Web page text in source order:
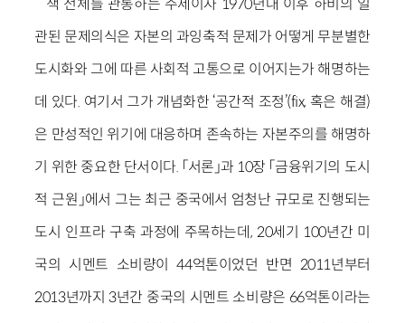
책 전체를 관통하는 주제이자 1970년대 이후 하비의 일
관된 문제의식은 자본의 과잉축적 문제가 어떻게 무분별한
도시화와 그에 따른 사회적 고통으로 이어지는가 해명하는
데 있다. 여기서 그가 개념화한 ‘공간적 조정’(fix, 혹은 해결)
은 만성적인 위기에 대응하며 존속하는 자본주의를 해명하
기 위한 중요한 단서이다. 「서론」과 10장 「금융위기의 도시
적 근원」에서 그는 최근 중국에서 엄청난 규모로 진행되는
도시 인프라 구축 과정에 주목하는데, 20세기 100년간 미
국의 시멘트 소비량이 44억톤이었던 반면 2011년부터
2013년까지 3년간 중국의 시멘트 소비량은 66억톤이라는